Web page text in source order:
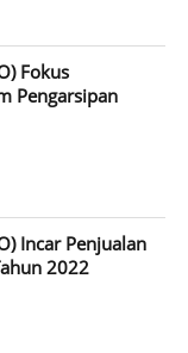
Fokus
Pengarsipan
Incar Penjualan
2022